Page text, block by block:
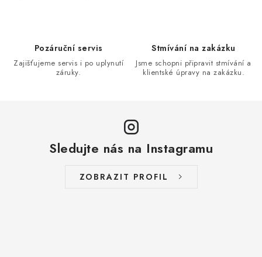
Pozáruční servis
Zajišťujeme servis i po uplynutí
záruky.
Stmívání na zakázku
Jsme schopni připravit stmívání a
klientské úpravy na zakázku.
Sledujte nás na Instagramu
ZOBRAZIT PROFIL